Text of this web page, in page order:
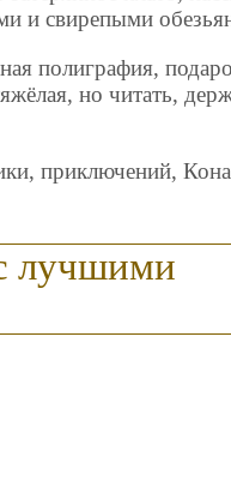
и свирепыми
полиграфия,
но читать,
приключений,
лучшими